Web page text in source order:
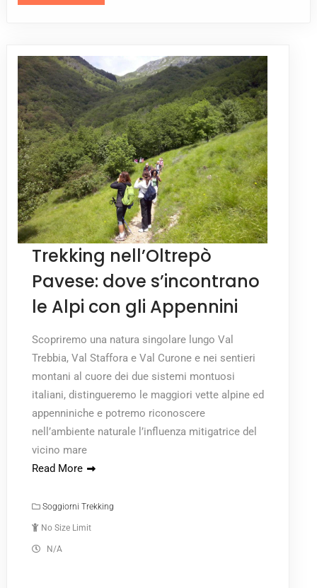
Trekking nell’Oltrepò
Pavese: dove s’incontrano
le Alpi con gli Appennini
Scopriremo una natura singolare lungo Val
Trebbia, Val Staffora e Val Curone e nei sentieri
montani al cuore dei due sistemi montuosi
italiani, distingueremo le maggiori vette alpine ed
appenniniche e potremo riconoscere
nell’ambiente naturale l’influenza mitigatrice del
vicino mare
Read More
Soggiorni Trekking
No Size Limit
N/A